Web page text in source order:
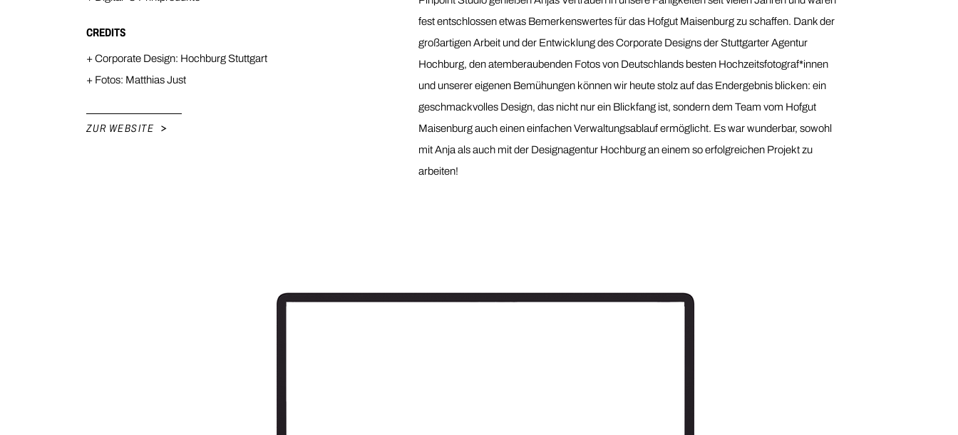
CREDITS
+ Corporate Design: Hochburg Stuttgart
+ Fotos: Matthias Just
ZUR WEBSITE
fest entschlossen etwas Bemerkenswertes für das Hofgut Maisenburg zu schaffen. Dank der
großartigen Arbeit und der Entwicklung des Corporate Designs der Stuttgarter Agentur
Hochburg, den atemberaubenden Fotos von Deutschlands besten Hochzeitsfotograf*innen
und unserer eigenen Bemühungen können wir heute stolz auf das Endergebnis blicken: ein
geschmackvolles Design, das nicht nur ein Blickfang ist, sondern dem Team vom Hofgut
Maisenburg auch einen einfachen Verwaltungsablauf ermöglicht. Es war wunderbar, sowohl
mit Anja als auch mit der Designagentur Hochburg an einem so erfolgreichen Projekt zu
arbeiten!